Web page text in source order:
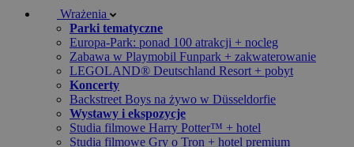
Wrażenia
Parki tematyczne
Europa-Park: ponad 100 atrakcji + nocleg
Zabawa w Playmobil Funpark + zakwaterowanie
LEGOLAND® Deutschland Resort + pobyt
Koncerty
Backstreet Boys na żywo w Düsseldorfie
Wystawy i ekspozycje
Studia filmowe Harry Potter™ + hotel
Studia filmowe Gry o Tron + hotel premium